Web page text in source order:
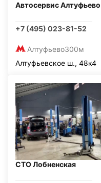
Автосервис Алтуфьево
+7 (495) 023-81-52
Алтуфьево300м
Алтуфьевское ш., 48к4
СТО Лобненская